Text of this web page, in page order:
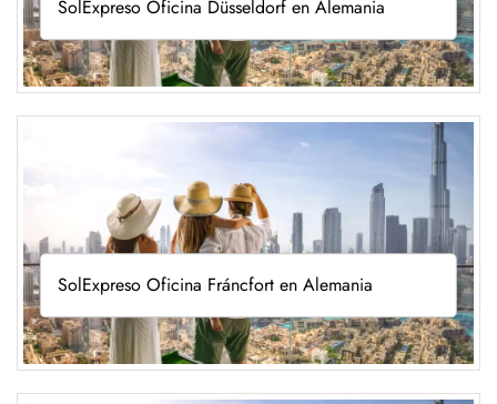
SolExpreso Oficina Düsseldorf en Alemania
SolExpreso Oficina Fráncfort en Alemania